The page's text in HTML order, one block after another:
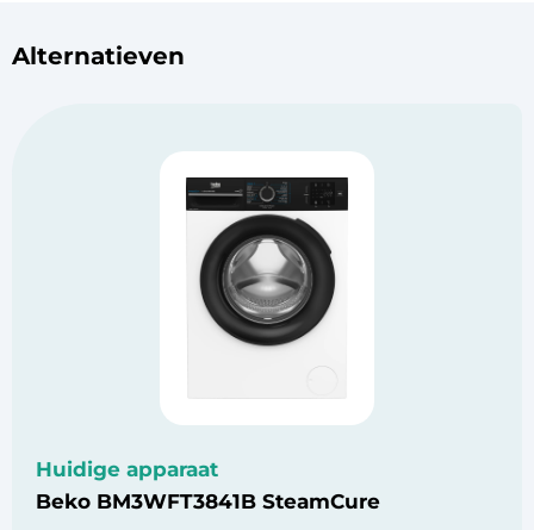
Alternatieven
Huidige apparaat
Beko BM3WFT3841B SteamCure